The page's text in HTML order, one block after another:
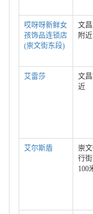
哎呀呀新鲜女
孩饰品连锁店
(崇文街东段)
文
附近
艾雷莎
文
近
艾尔斯盾
崇
行
100